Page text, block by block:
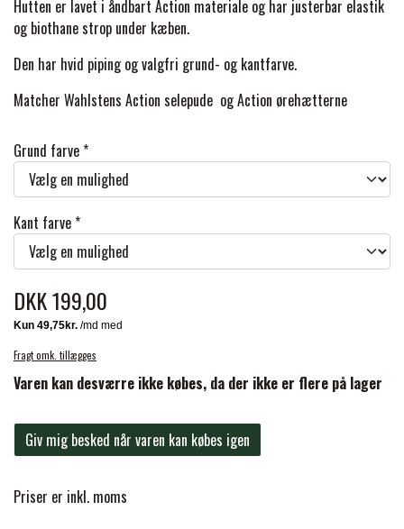
TERAPI PRODUKTER
STRØMPER
HUER & HALSTØRKLÆDER
BØRN & JUNIOR
INSEKTBESKYTTELSE
HESTEBOLCHER & TREATS
STALD & FOLD
SKO & SMEDEVÆRKTØJ
TRAVDÆKKEN & TILBEHØR
SKO & VÆRKTØJ
PONYTRAV
GALOP
PREMIER EQUINE LINERS & DÆKKEN
TILBEHØR
PREMIER EQUINE WALKER & RIDEDÆKKEN
PREMIER EQUINE INSEKTBESKYTTELSE
PREMIER EQUINE MAGNET & INFRARØD
TERAPI
PREMIER EQUINE GRIMER & TRÆKTOV
PREMIER EQUINE TRENSE & TILBEHØR
PREMIER EQUINE SADLER
PREMIER EQUINE SADEL TILBEHØR
CARR & DAY & MARTIN
DELTACAST
FENWICK LIQUID TITANIUM®
FINNTACK
FORAN EQUINE
Hutten er lavet i åndbart Action materiale og har justerbar elastik
og biothanestrop under kæben.
Den har hvid piping og valgfri grund- og kantfarve.
Matcher Wahlstens Action selepude og Action ørehætterne
Grund farve *
Kant farve *
DKK 199,00
Fragt omk. tillægges
Varen kan desværre ikke købes, da der ikke er flere på lager
Giv mig besked når varen kan købes igen
Priser er inkl. moms